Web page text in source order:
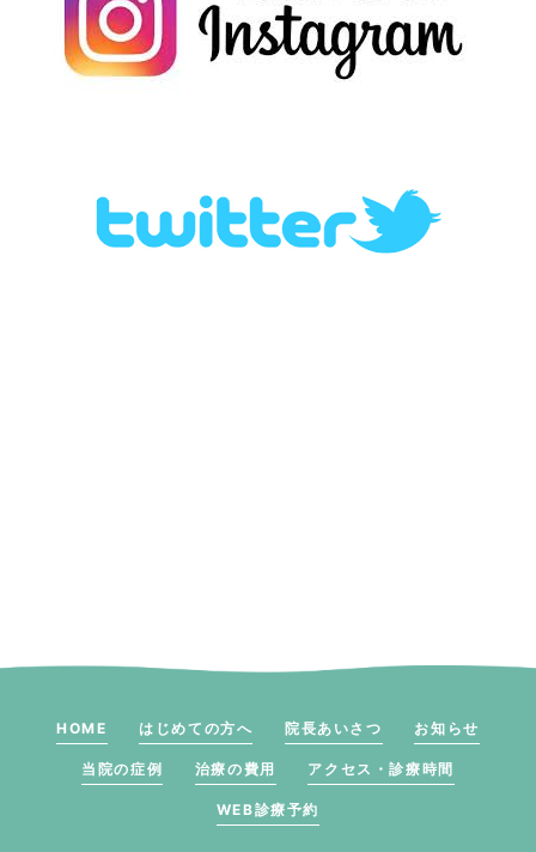
HOME はじめての方へ 院長あいさつ お知らせ
当院の症例 治療の費用 アクセス・診療時間
WEB診療予約